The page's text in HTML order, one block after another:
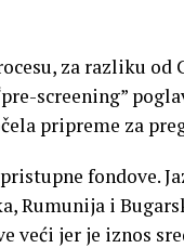
za razliku od
screening”
pripreme za
fondove.
Rumunija i
veći jer je iznos